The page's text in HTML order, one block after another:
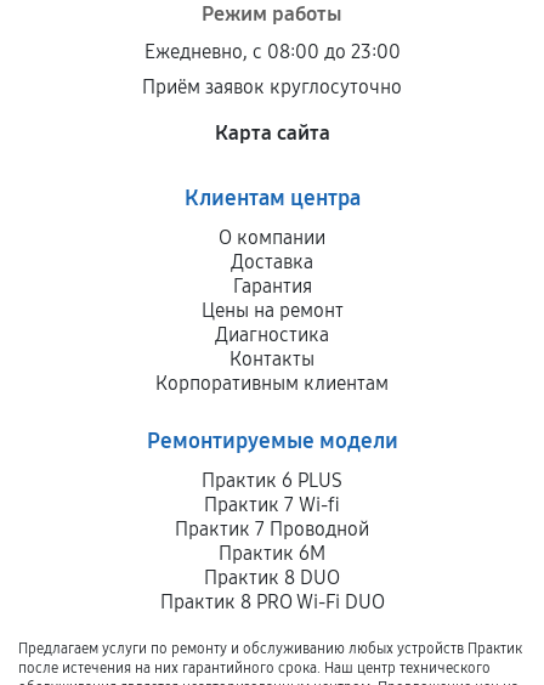
Режим работы
Ежедневно, с 08:00 до 23:00
Приём заявок круглосуточно
Карта сайта
Клиентам центра
О компании
Доставка
Гарантия
Цены на ремонт
Диагностика
Контакты
Корпоративным клиентам
Ремонтируемые модели
Практик 6 PLUS
Практик 7 Wi-fi
Практик 7 Проводной
Практик 6M
Практик 8 DUO
Практик 8 PRO Wi-Fi DUO
Предлагаем услуги по ремонту и обслуживанию любых устройств Практик
после истечения на них гарантийного срока. Наш центр технического